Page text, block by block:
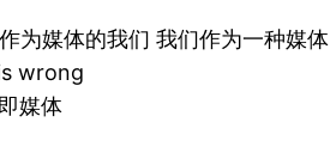
为媒体的我们 我们作为一种媒体
wrong
媒体